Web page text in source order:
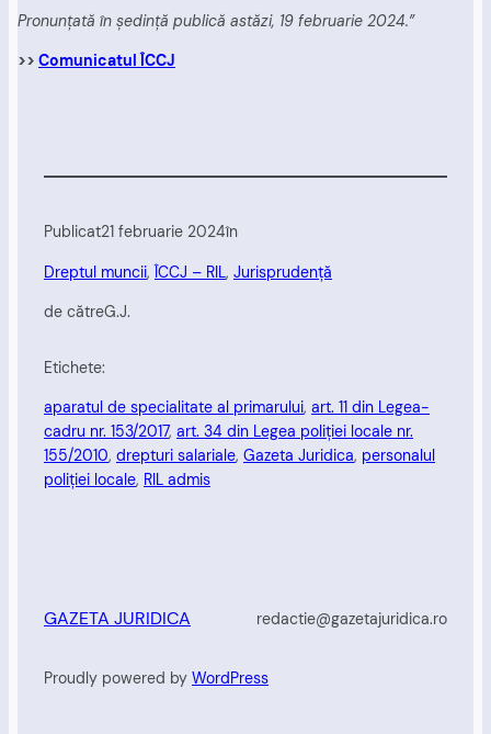
Pronunţată în şedinţă publică astăzi, 19 februarie 2024.”
>> Comunicatul ÎCCJ
Publicat21 februarie 2024în
Dreptul muncii, ÎCCJ – RIL, Jurisprudență
de cătreG.J.
Etichete:
aparatul de specialitate al primarului, art. 11 din Legea-
cadru nr. 153/2017, art. 34 din Legea poliţiei locale nr.
155/2010, drepturi salariale, Gazeta Juridica, personalul
poliției locale, RIL admis
GAZETA JURIDICA redactie@gazetajuridica.ro
Proudly powered by WordPress